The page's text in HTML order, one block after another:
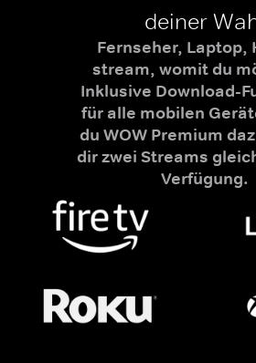
deiner
Fernseher, Laptop,
stream, womit du
Inklusive Download-
für alle mobilen
du WOW Premium
dir zwei Streams
Verfügung.